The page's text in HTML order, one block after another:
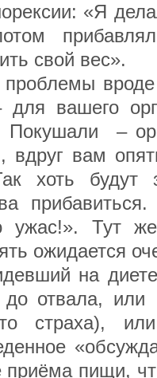
«Я
свой вес».
проблемы
вашего
Покушали –
вам
хоть будут
Тут же
ожидается
на
до отвала,
то страха),
приёма пищи,